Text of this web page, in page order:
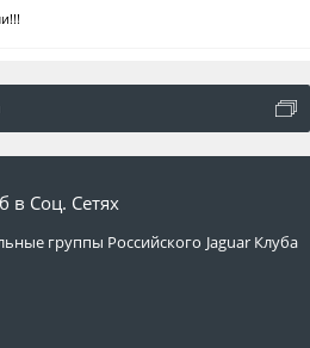
в Соц. Сетях
группы Российского Jaguar Клуба